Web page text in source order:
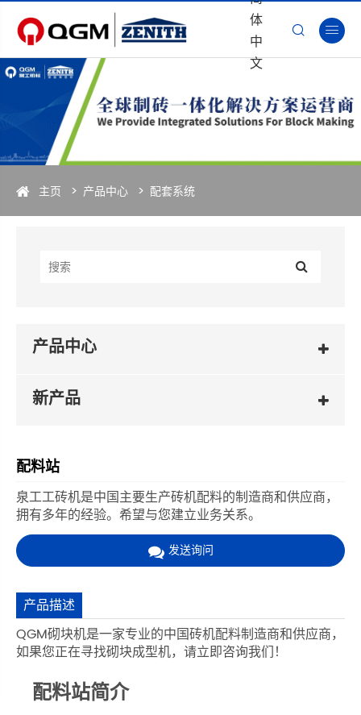
体
中
文
 
主页 产品中心 配套系统
产品中心
新产品
配料站
泉工工砖机是中国主要生产砖机配料的制造商和供应商，
拥有多年的经验。希望与您建立业务关系。
发送询问
产品描述
QGM砌块机是一家专业的中国砖机配料制造商和供应商，
如果您正在寻找砌块成型机，请立即咨询我们！
配料站简介